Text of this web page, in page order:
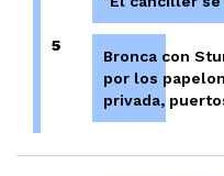
5
Bronca con
por los
privada,